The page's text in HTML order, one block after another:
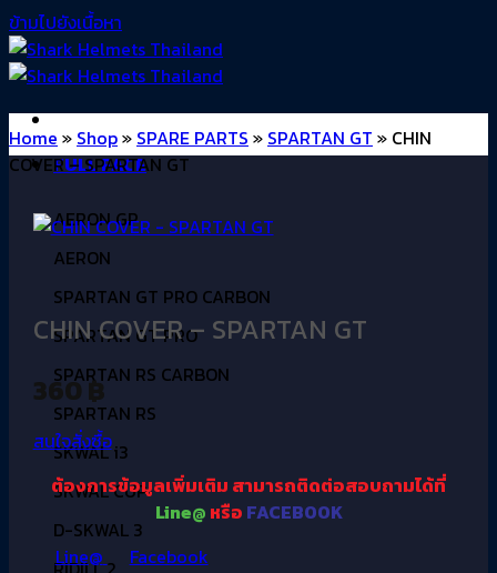
ข้ามไปยังเนื้อหา
FULL FACE
AERON GP
AERON
SPARTAN GT PRO CARBON
SPARTAN GT PRO
SPARTAN RS CARBON
SPARTAN RS
SKWAL i3
SKWAL CUP
D-SKWAL 3
Home » Shop» SPARE PARTS » SPARTAN GT » CHIN
COVER – SPARTAN GT
CHIN COVER – SPARTAN GT
360฿
สนใจสั่งซื้อ
ต้องการข้อมูลเพิ่มเติม สามารถติดต่อสอบถามได้ที่
Line@ หรือ FACEBOOK
Line@
Facebook